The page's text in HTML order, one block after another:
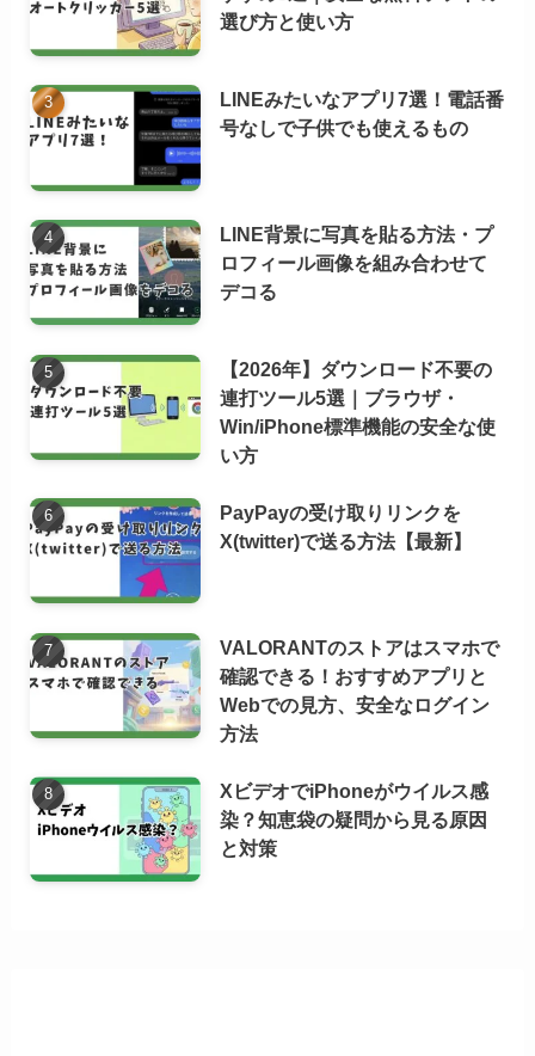
選び方と使い方
LINEみたいなアプリ7選！電話番
号なしで子供でも使えるもの
LINE背景に写真を貼る方法・プ
ロフィール画像を組み合わせて
デコる
【2026年】ダウンロード不要の
連打ツール5選｜ブラウザ・
Win/iPhone標準機能の安全な使
い方
PayPayの受け取りリンクを
X(twitter)で送る方法【最新】
VALORANTのストアはスマホで
確認できる！おすすめアプリと
Webでの見方、安全なログイン
方法
XビデオでiPhoneがウイルス感
染？知恵袋の疑問から見る原因
と対策